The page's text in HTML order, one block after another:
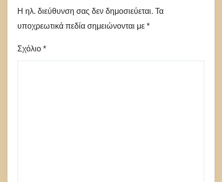
Η ηλ. διεύθυνση σας δεν δημοσιεύεται. Τα
υποχρεωτικά πεδία σημειώνονται με *
Σχόλιο *